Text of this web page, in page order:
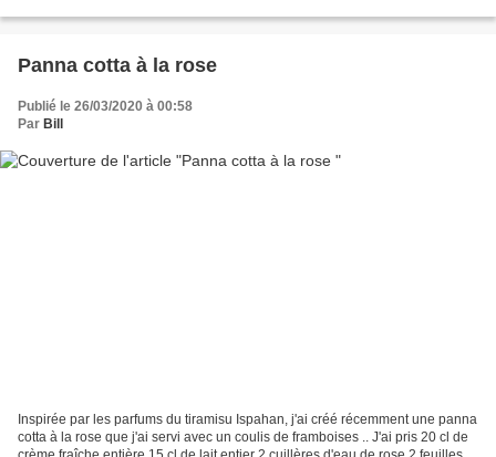
Panna cotta à la rose
Publié le 26/03/2020 à 00:58
Par Bill
Inspirée par les parfums du tiramisu Ispahan, j'ai créé récemment une panna
cotta à la rose que j'ai servi avec un coulis de framboises .. J'ai pris 20 cl de